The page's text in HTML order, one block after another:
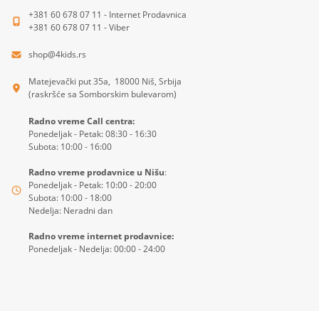
+381 60 678 07 11 - Internet Prodavnica
+381 60 678 07 11 - Viber
shop@4kids.rs
Matejevački put 35a, 18000 Niš, Srbija
(raskršće sa Somborskim bulevarom)
Radno vreme Call centra:
Ponedeljak - Petak: 08:30 - 16:30
Subota: 10:00 - 16:00
Radno vreme prodavnice u Nišu:
Ponedeljak - Petak: 10:00 - 20:00
Subota: 10:00 - 18:00
Nedelja: Neradni dan
Radno vreme internet prodavnice:
Ponedeljak - Nedelja: 00:00 - 24:00